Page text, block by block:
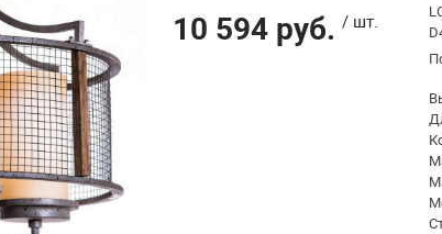
10 594 руб. / шт.